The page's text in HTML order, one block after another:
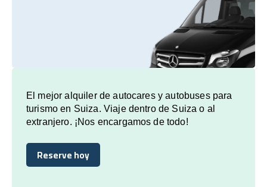
El mejor alquiler de autocares y autobuses para
turismo en Suiza. Viaje dentro de Suiza o al
extranjero. ¡Nos encargamos de todo!
Reserve hoy
Reserve hoy